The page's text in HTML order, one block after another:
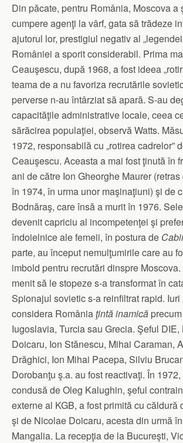
Din păcate, pentru România, Moscova a
cumpere agenţi la vârf, gata să trădeze
ajutorul lor, prestigiul negativ al
României a sporit considerabil. Prima
Ceauşescu, după 1968, a fost ideea
teama de a nu favoriza recrutările
perverse n-au întârziat să apară. S-au
capacităţile administrative locale, ceea
sărăcirea populaţiei, observă Watts.
1972, responsabilă cu „rotirea cadrelor”
Ceauşescu. Aceasta a mai fost ţinută în
ani de către Ion Gheorghe Maurer
în 1974, în urma unor maşinaţiuni) şi de
Bodnăraş, care însă a murit în 1976.
devenit capriciu al incompetenţei şi
îndoielnice ale femeii, în postura de
parte, au început nemulţumirile care au
imbold pentru recrutări dinspre
menit să le stopeze s-a transformat în
Spionajul sovietic s-a reinfiltrat rapid.
considera Româniaţintă inamică
Iugoslavia, Turcia sau Grecia. Şeful
Doicaru, Ion Stănescu, Mihai Caraman,
Drăghici, Ion Mihai Pacepa, Silviu
Dorobanţu ş.a. au fost reactivaţi. În
condusă de Oleg Kalughin, şeful
externe al KGB, a fost primită cu căldură
şi de Nicolae Doicaru, acesta din urmă
Mangalia. La recepţia de la Bucureşti,